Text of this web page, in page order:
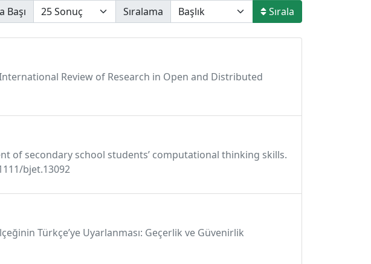
Başı Sıralama Sırala
Review of Research in Open and Distributed
of secondary school students’ computational thinking skills.
bjet.13092
Türkçe’ye Uyarlanması: Geçerlik ve Güvenirlik